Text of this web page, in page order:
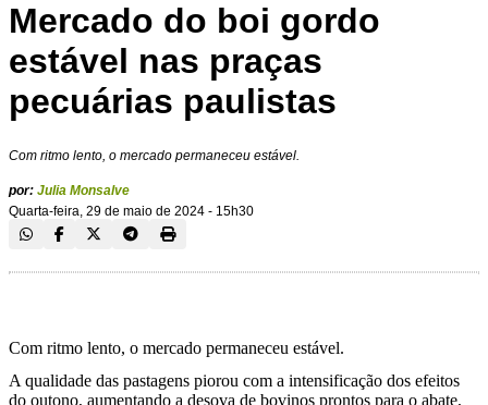
Mercado do boi gordo
estável nas praças
pecuárias paulistas
Com ritmo lento, o mercado permaneceu estável.
por: Julia Monsalve
Quarta-feira, 29 de maio de 2024 - 15h30
Com ritmo lento, o mercado permaneceu estável.
A qualidade das pastagens piorou com a intensificação dos efeitos
do outono, aumentando a desova de bovinos prontos para o abate,